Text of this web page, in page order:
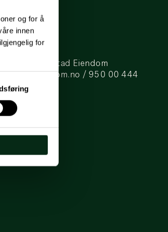
og for å
innen
for
for Mustad Eiendom
/ 950 00 444